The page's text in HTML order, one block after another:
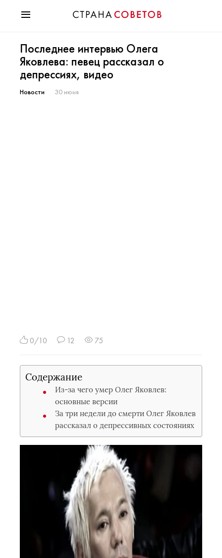
Мода
Звезды
Гороскопы
Здоровье
Последнее интервью Олега
Яковлева: певец рассказал о
депрессиях, видео
Новости 30 июня
0/10 12 75
Содержание
Из-за чего умер Олег Яковлев:
основные версии
За три недели до смерти Олег Яковлев
рассказал о депрессивных состояниях